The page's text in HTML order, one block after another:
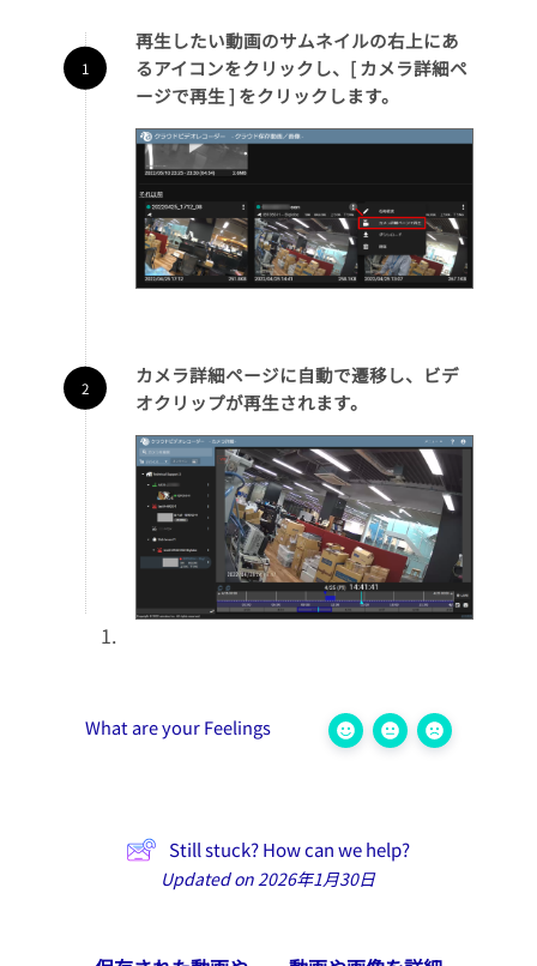
再生したい動画のサムネイルの右上にあ
るアイコンをクリックし、[ カメラ詳細ペ
ージで再生 ] をクリックします。
カメラ詳細ページに自動で遷移し、ビデ
オクリップが再生されます。
What are your Feelings
Still stuck? How can we help?
Updated on 2026年1月30日